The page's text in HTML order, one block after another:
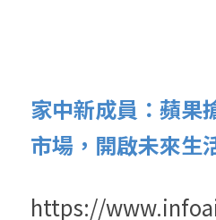
家中新成員：蘋果
市場，開啟未來生
https://